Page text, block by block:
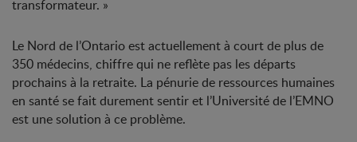
transformateur. »
Le Nord de l’Ontario est actuellement à court de plus de
350 médecins, chiffre qui ne reflète pas les départs
prochains à la retraite. La pénurie de ressources humaines
en santé se fait durement sentir et l’Université de l’EMNO
est une solution à ce problème.